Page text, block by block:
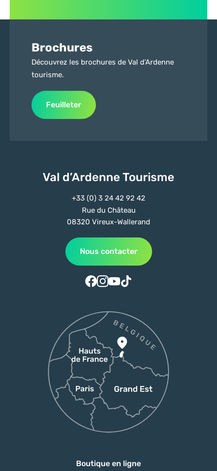
Brochures
Découvrez les brochures de Val d’Ardenne
tourisme.
Feuilleter
Val d’Ardenne Tourisme
+33 (0) 3 24 42 92 42
Rue du Château
08320 Vireux-Wallerand
Nous contacter
Suivez-nous sur Facebook
Suivez-nous sur Instagram
Suivez-nous sur Youtube
Suivez-nous sur Tiktok
Boutique en ligne